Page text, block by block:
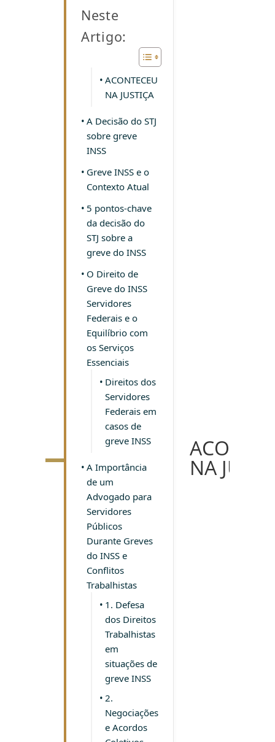
Neste
Artigo:
ACONTECEU
NA JUSTIÇA
A Decisão do STJ
sobre greve
INSS
Greve INSS e o
Contexto Atual
5 pontos-chave
da decisão do
STJ sobre a
greve do INSS
O Direito de
Greve do INSS
Servidores
Federais e o
Equilíbrio com
os Serviços
Essenciais
Direitos dos
Servidores
Federais em
casos de
greve INSS
A Importância
de um
Advogado para
Servidores
Públicos
Durante Greves
do INSS e
Conflitos
Trabalhistas
1. Defesa
dos Direitos
Trabalhistas
em
situações de
greve INSS
2.
Negociações
e Acordos
NA